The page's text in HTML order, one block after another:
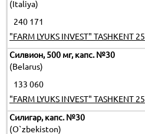
(Italiya)
240 171
"FARM LYUKS INVEST" TASHKENT 25
Силвион, 500 мг, капс. №30
(Belarus)
133 060
"FARM LYUKS INVEST" TASHKENT 25
Силигар, капс. №30
(O`zbekiston)